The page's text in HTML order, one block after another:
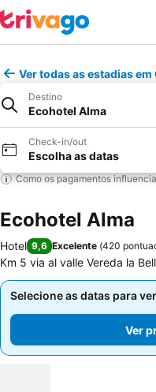
Ver todas as estadias em
Destino
Ecohotel Alma
Check-in/out
Escolha as datas
Como os pagamentos
Ecohotel Alma
Hotel 9,6 Excelente (420
Km 5 via al valle Vereda la
Selecione as datas para
Selecione as datas para
Ver